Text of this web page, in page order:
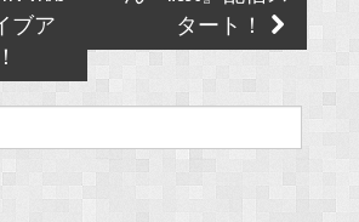
ブア
タート！